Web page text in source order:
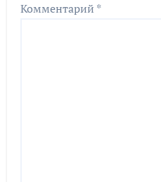
Комментарий *